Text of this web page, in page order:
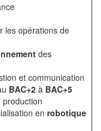
les opérations de
des
et communication
BAC+2 à BAC+5
production
en robotique